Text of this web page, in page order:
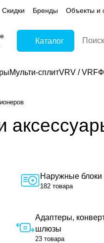
Скидки Бренды Объекты и
Каталог
Мульти-сплитVRV / VRF
Наружные блоки
182 товара
Адаптеры,
шлюзы
23 товара